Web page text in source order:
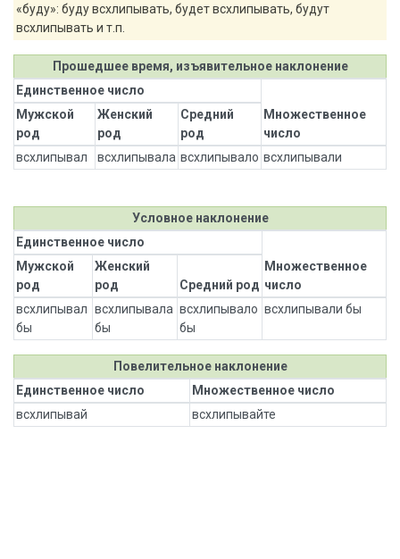
«буду»: буду всхлипывать, будет всхлипывать, будут
всхлипывать и т.п.
Прошедшее время, изъявительное наклонение
Единственное число
Множественное
число
Мужской
род
Женский
род
Средний
род
всхлипывал
всхлипывала всхлипывало всхлипывали
Условное наклонение
Единственное число
Множественное
число
Мужской
род
Женский
род
Средний род
всхлипывал
бы
всхлипывала
бы
всхлипывало
бы
всхлипывали бы
Повелительное наклонение
Единственное число
Множественное число
всхлипывай
всхлипывайте